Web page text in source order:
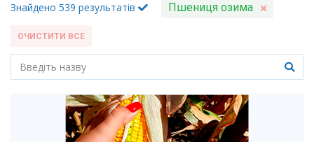
Знайдено 539 результатів Пшениця озима
ОЧИСТИТИ ВСЕ